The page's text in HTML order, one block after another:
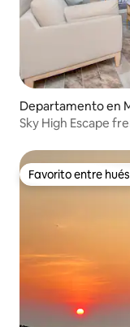
Departamento en
Sky High Escape
Favorito entre
Favorito entre